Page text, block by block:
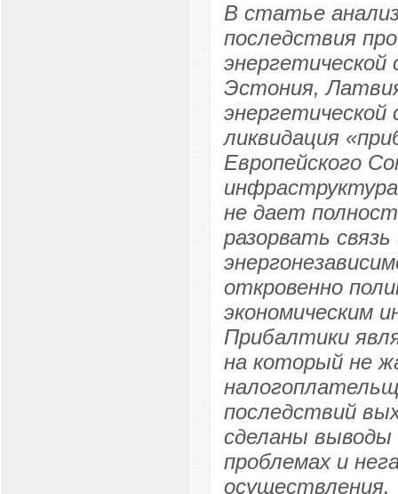
В статье
последствия
Эстония,
ликвидация
Европейского
не дает
разорвать
откровенно
экономическим
Прибалтики
на который не
последствий
сделаны выводы
проблемах и
осуществления.